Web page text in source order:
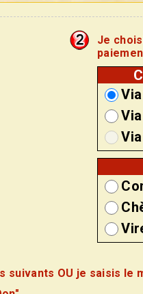
Je
suivants OU je saisis le